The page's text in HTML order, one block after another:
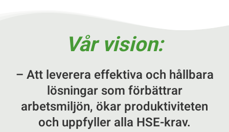
Vår vision:
– Att leverera effektiva och hållbara
lösningar som förbättrar
arbetsmiljön, ökar produktiviteten
och uppfyller alla HSE-krav.